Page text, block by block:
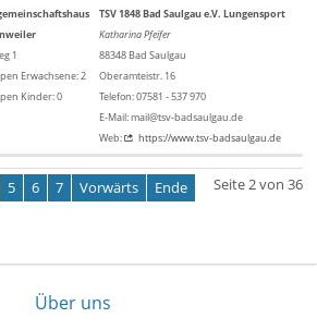
1
Erwachsene: 2
Kinder: 0
TSV 1848 Bad Saulgau e.V. Lungensport
Katharina Pfeifer
88348 Bad Saulgau
Oberamteistr. 16
Telefon: 07581 - 537 970
E-Mail: mail@tsv-badsaulgau.de
Web:
https://www.tsv-badsaulgau.de
Seite 2 von 36
5 6 7 Vorwärts Ende
Über uns